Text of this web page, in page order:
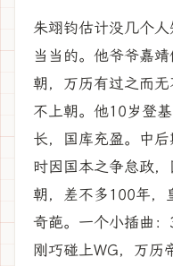
朱翊钧估计没几个
当当的。他爷爷嘉
朝，万历有过之而
不上朝。他10岁登
长，国库充盈。中
时因国本之争怠政
朝，差不多100年，
奇葩。一个小插曲：
刚巧碰上WG，万历